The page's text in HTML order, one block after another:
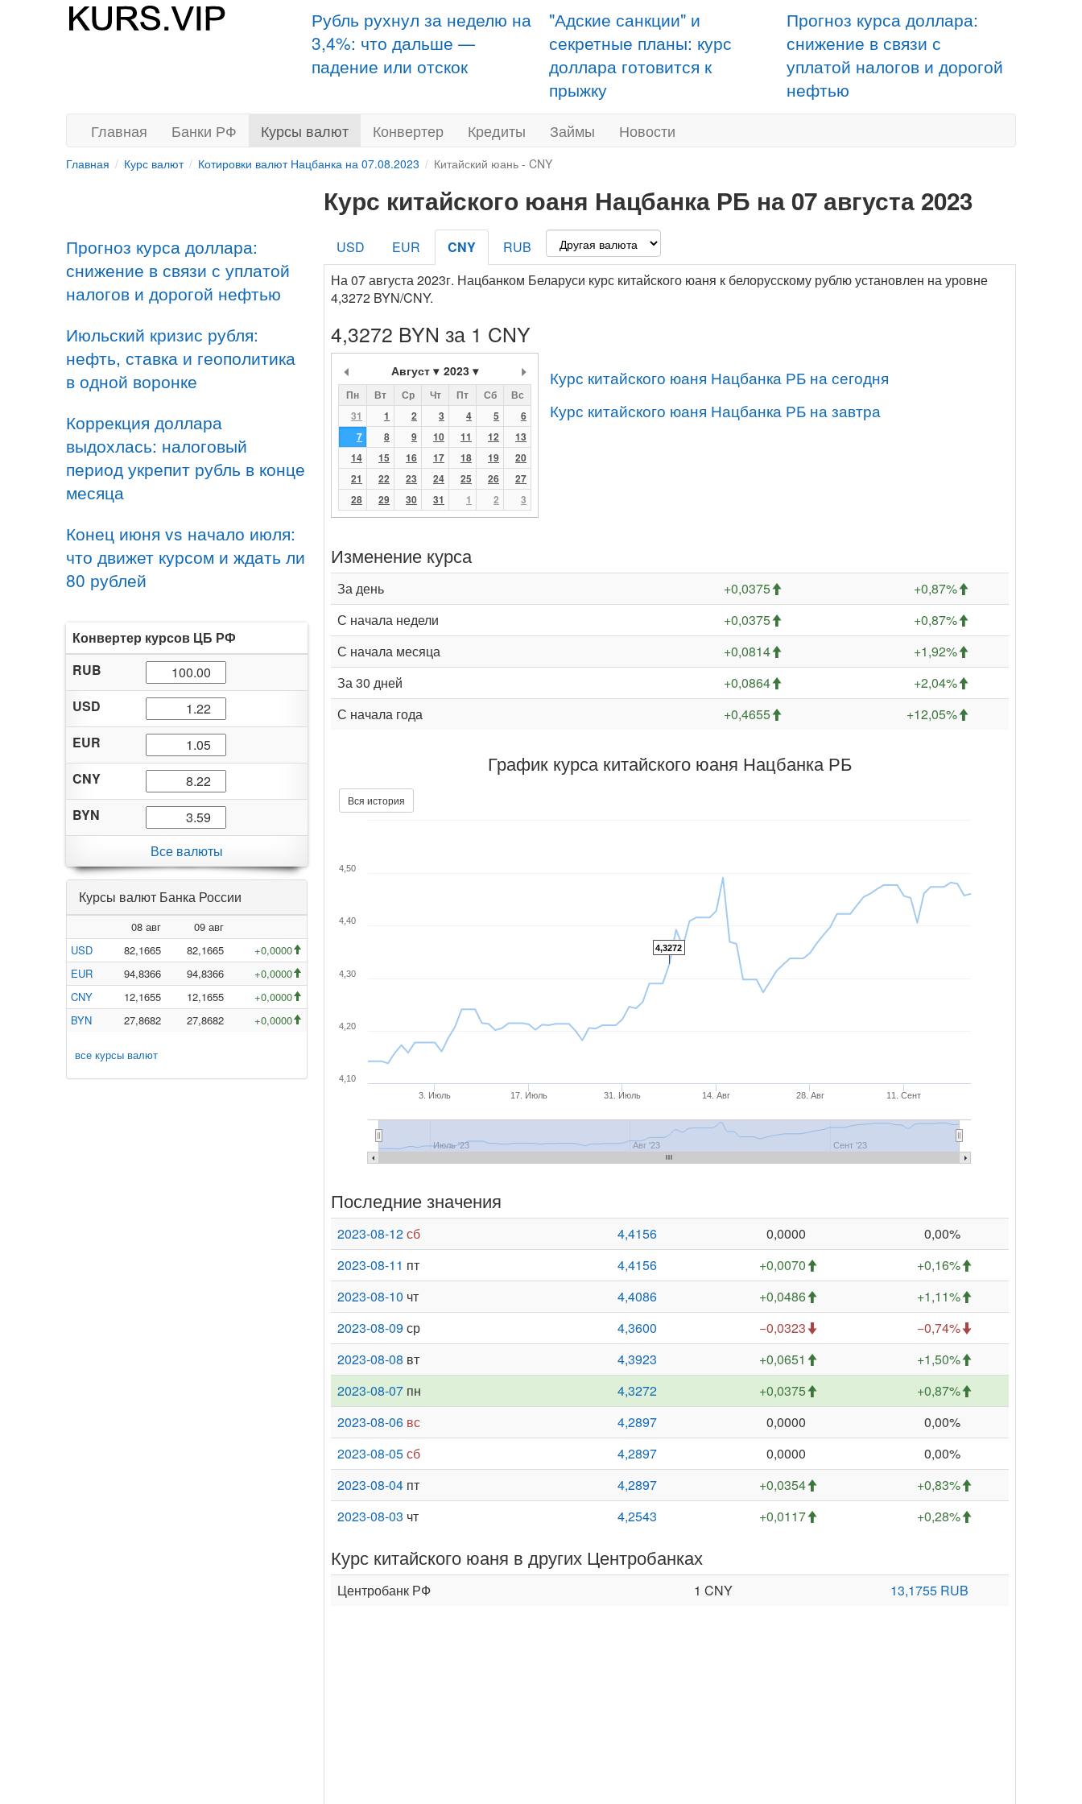
Рубль рухнул за неделю на
3,4%: что дальше —
падение или отскок
"Адские санкции" и
секретные планы: курс
доллара готовится к
прыжку
Прогноз курса доллара:
снижение в связи с
уплатой налогов и дорогой
нефтью
Главная Банки РФ Курсы валют Конвертер Кредиты Займы Новости
Главная Курс валют Котировки валют Нацбанка на 07.08.2023 Китайский юань - CNY
Прогноз курса доллара:
снижение в связи с уплатой
налогов и дорогой нефтью
Июльский кризис рубля:
нефть, ставка и геополитика
в одной воронке
Коррекция доллара
выдохлась: налоговый
период укрепит рубль в конце
месяца
Конец июня vs начало июля:
что движет курсом и ждать ли
80 рублей
Конвертер курсов ЦБ РФ
RUB
USD
EUR
CNY
BYN
Все валюты
Курсы валют Банка России
08 авг
09 авг
USD
82,1665 82,1665
+0,0000
EUR
94,8366 94,8366
+0,0000
CNY
12,1655 12,1655
+0,0000
BYN
27,8682 27,8682 +0,0000
все курсы валют
Курс китайского юаня Нацбанка РБ на 07 августа 2023
USD EUR CNY
RUB
На 07 августа 2023г. Нацбанком Беларуси курс китайского юаня к белорусскому рублю установлен на уровне
4,3272 BYN/CNY.
4,3272 BYN за 1 CNY
Август 2023
Пн Вт Ср Чт Пт Сб
Вс
31
1 2 3 4 5
6
7
8 9 10 11 12
13
14
15 16 17 18 19
20
21
22 23 24 25 26
27
28
29 30 31 1 2 3
Курс китайского юаня Нацбанка РБ на сегодня
Курс китайского юаня Нацбанка РБ на завтра
Изменение курса
За день +0,0375
+0,87%
С начала недели
+0,0375
+0,87%
С начала месяца
+0,0814
+1,92%
За 30 дней
+0,0864
+2,04%
С начала года
+0,4655 +12,05%
График курса китайского юаня Нацбанка РБ
Вся история
4,3272
3. Июль 17. Июль 31. Июль 14. Авг 28. Авг 11. Сент
Июль '23 Авг '23 Сент '23
4,10
4,20
4,30
4,40
4,50
Последние значения
2023-08-12сб 4,4156 0,0000
0,00%
2023-08-11 пт 4,4156 +0,0070
+0,16%
2023-08-10 чт 4,4086 +0,0486
+1,11%
2023-08-09ср 4,3600 −0,0323
−0,74%
2023-08-08 вт 4,3923 +0,0651
+1,50%
2023-08-07 пн 4,3272 +0,0375
+0,87%
2023-08-06 вс 4,2897 0,0000
0,00%
2023-08-05сб 4,2897 0,0000
0,00%
2023-08-04 пт 4,2897 +0,0354
+0,83%
2023-08-03 чт 4,2543 +0,0117 +0,28%
Курс китайского юаня в других Центробанках
Центробанк РФ 1 CNY 13,1755 RUB